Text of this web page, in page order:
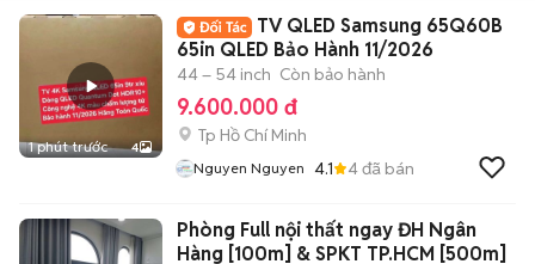
1 phút trước 4
TV QLED Samsung 65Q60B
65in QLED Bảo Hành 11/2026
44 – 54 inch Còn bảo hành
9.600.000 đ
Tp Hồ Chí Minh
Nguyen Nguyen 4.1 4đã bán
Phòng Full nội thất ngay ĐH Ngân
Hàng [100m] & SPKT TP.HCM [500m]